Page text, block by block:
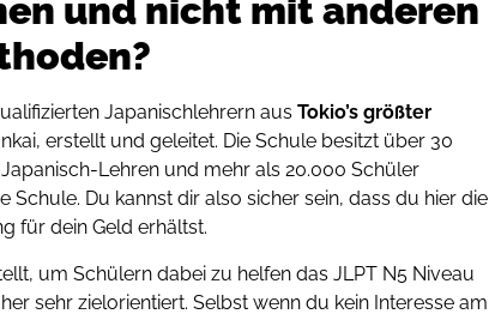
und nicht mit anderen
Japanischlehrern ausTokio’s größter
erstellt und geleitet. Die Schule besitzt über 30
Lehren und mehr als 20.000 Schüler
Schule. Du kannst dir also sicher sein, dass du hier die
für dein Geld erhältst.
um Schülern dabei zu helfen das JLPT N5 Niveau
sehr zielorientiert. Selbst wenn du kein Interesse am